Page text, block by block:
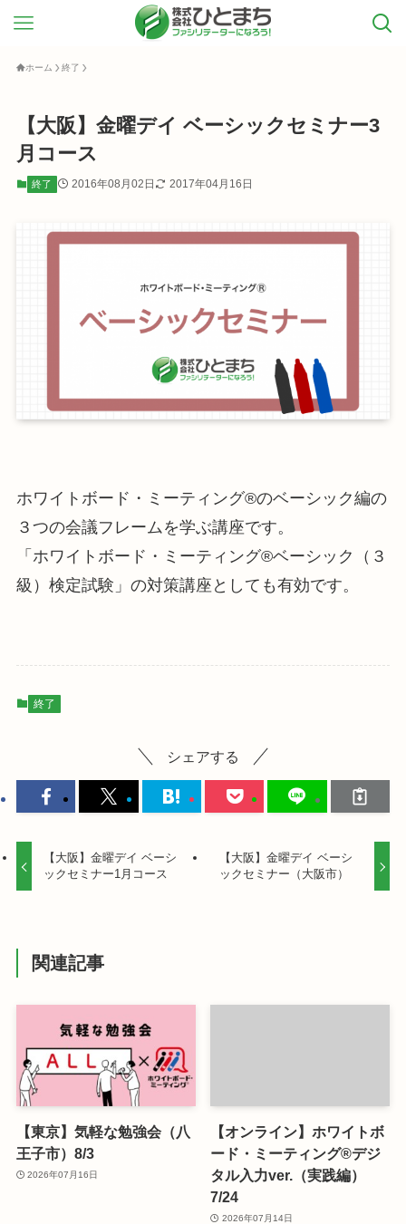
ホーム 終了
【大阪】金曜デイ ベーシックセミナー3
月コース
終了 2016年08月02日 2017年04月16日
ホワイトボード・ミーティング®のベーシック編の
３つの会議フレームを学ぶ講座です。
「ホワイトボード・ミーティング®ベーシック（３
級）検定試験」の対策講座としても有効です。
終了
シェアする
【大阪】金曜デイ ベーシ
ックセミナー1月コース
【大阪】金曜デイ ベーシ
ックセミナー（大阪市）
関連記事
【東京】気軽な勉強会（八
王子市）8/3
2026年07月16日
【オンライン】ホワイトボ
ード・ミーティング®デジ
タル入力ver.（実践編）
7/24
2026年07月14日